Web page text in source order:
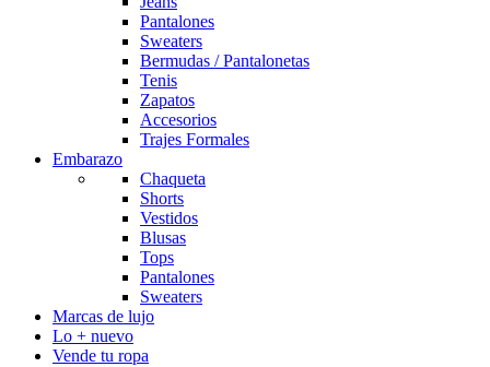
Pantalones
Sweaters
Bermudas / Pantalonetas
Tenis
Zapatos
Accesorios
Trajes Formales
Embarazo
Chaqueta
Shorts
Vestidos
Blusas
Tops
Pantalones
Sweaters
Marcas de lujo
Lo + nuevo
Vende tu ropa